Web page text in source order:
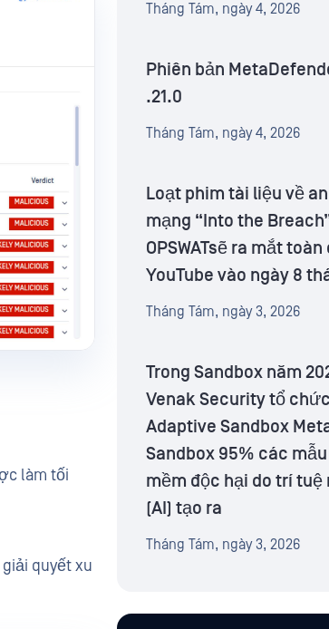
làm tối
quyết xu
Tháng Tám, ngày 4, 2026
Phiên bản
.21.0
Tháng Tám, ngày 4, 2026
Loạt phim tài liệu về
mạng “Into the
OPSWATsẽ ra mắt
YouTube vào ngày 8
Tháng Tám, ngày 3, 2026
Trong Sandbox năm
Venak Security tổ
Adaptive Sandbox
Sandbox 95% các
mềm độc hại do trí tuệ
(AI) tạo ra
Tháng Tám, ngày 3, 2026